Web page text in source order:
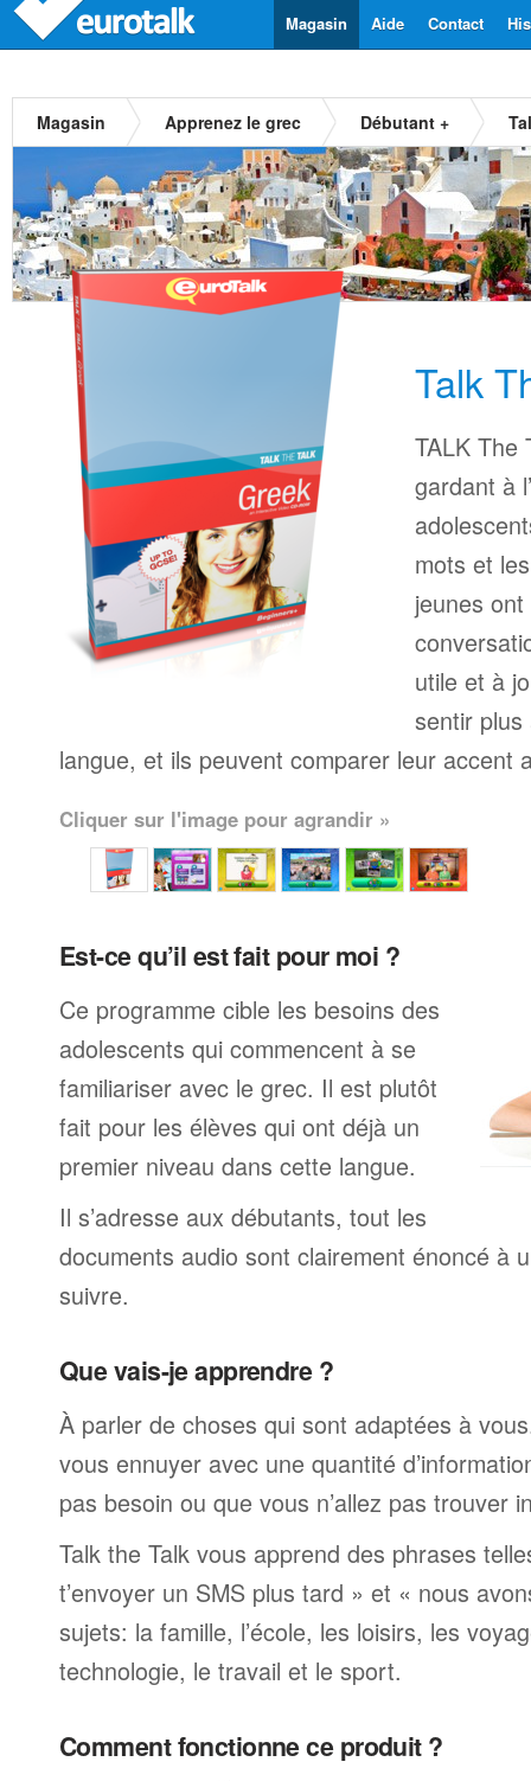
Contact
Aide
Magasin
Magasin Apprenez le grec Débutant +
Talk
TALK The
gardant à
mots et
jeunes
utile et à
sentir plus
langue, et ils peuvent comparer leur accent
Cliquer sur l'image pour agrandir »
Est-ce qu’il est fait pour moi ?
Ce programme cible les besoins des
adolescents qui commencent à se
familiariser avec le grec. Il est plutôt
fait pour les élèves qui ont déjà un
premier niveau dans cette langue.
Il s’adresse aux débutants, tout les
documents audio sont clairement énoncé à
suivre.
Que vais-je apprendre ?
À parler de choses qui sont adaptées à
vous ennuyer avec une quantité
pas besoin ou que vous n’allez pas trouver
Talk the Talk vous apprend des phrases
t’envoyer un SMS plus tard » et « nous
sujets: la famille, l’école, les loisirs, les
technologie, le travail et le sport.
Comment fonctionne ce produit ?